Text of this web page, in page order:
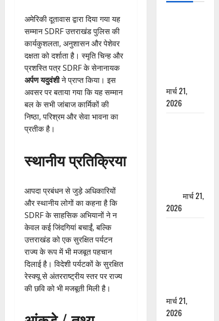
अमेरिकी दूतावास द्वारा दिया गया यह
सम्मान SDRF उत्तराखंड पुलिस की
कार्यकुशलता, अनुशासन और पेशेवर
दक्षता को दर्शाता है। स्मृति चिन्ह और
प्रशस्ति पत्र SDRF के सेनानायक
अर्पण यदुवंशीने प्राप्त किया। इस
अवसर पर बताया गया कि यह सम्मान
बल के सभी जांबाज कार्मिकों की
निष्ठा, परिश्रम और सेवा भावना का
प्रतीक है।
स्थानीय प्रतिक्रिया
आपदा प्रबंधन से जुड़े अधिकारियों
और स्थानीय लोगों का कहना है कि
SDRF के साहसिक अभियानों ने न
केवल कई जिंदगियां बचाईं, बल्कि
उत्तराखंड को एक सुरक्षित पर्यटन
राज्य के रूप में भी मजबूत पहचान
दिलाई है। विदेशी पर्यटकों के सुरक्षित
रेस्क्यू से अंतरराष्ट्रीय स्तर पर राज्य
की छवि को भी मजबूती मिली है।
मार्च 21,
2026
मार्च 21,
2026
मार्च 21,
2026